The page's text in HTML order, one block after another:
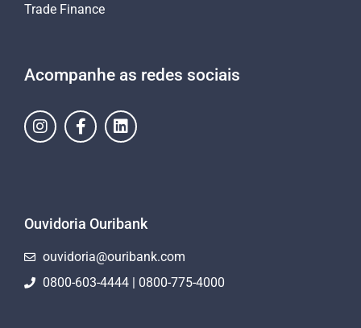
Trade Finance
Acompanhe as redes sociais
Ouvidoria Ouribank
ouvidoria@ouribank.com
0800-603-4444 | 0800-775-4000